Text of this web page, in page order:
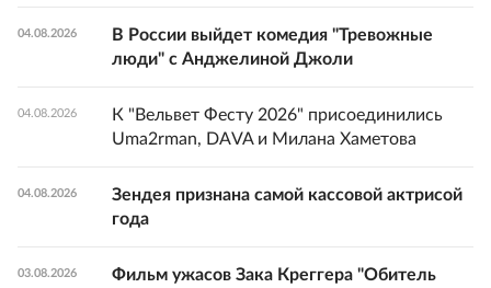
04.08.2026
В России выйдет комедия "Тревожные
люди" с Анджелиной Джоли
04.08.2026
К "Вельвет Фесту 2026" присоединились
Uma2rman, DAVA и Милана Хаметова
04.08.2026
Зендея признана самой кассовой актрисой
года
03.08.2026
Фильм ужасов Зака Креггера "Обитель